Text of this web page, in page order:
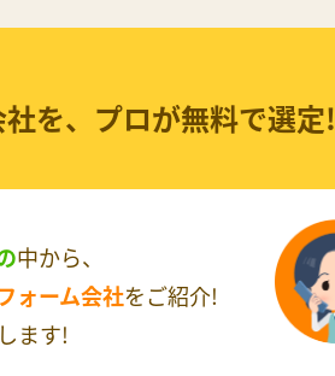
を、 プロが無料で選定!
中から、
ォーム会社をご紹介!
ます!